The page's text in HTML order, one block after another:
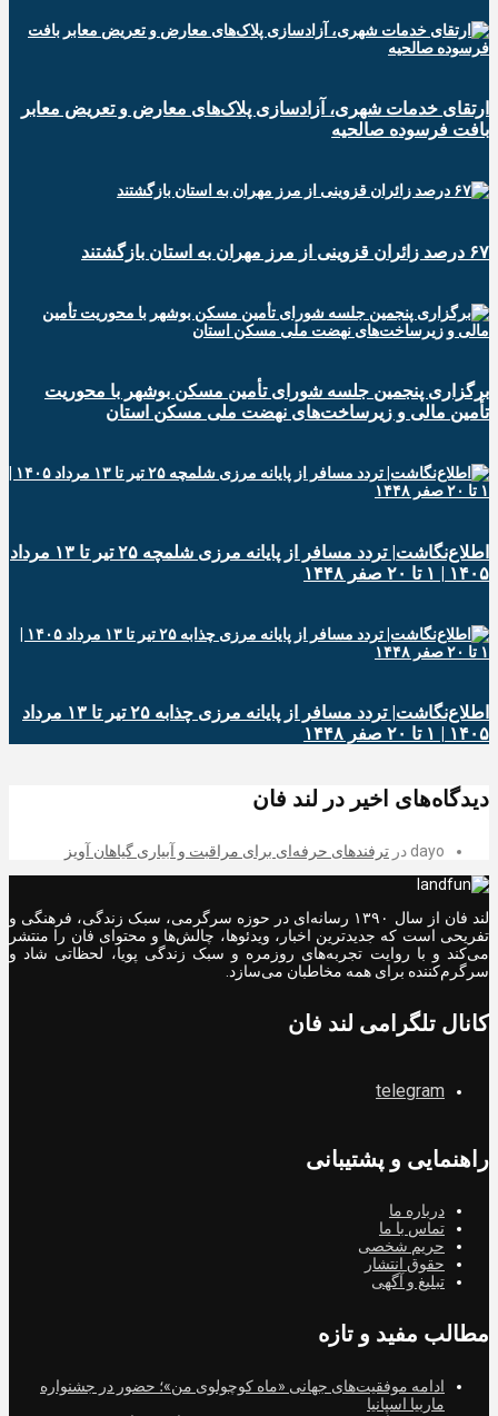
ارتقای خدمات شهری، آزادسازی پلاک‌های معارض و تعریض معابر
بافت فرسوده صالحیه
۶۷ درصد زائران قزوینی از مرز مهران به استان بازگشتند
برگزاری پنجمین جلسه شورای تأمین مسکن بوشهر با محوریت
تأمین مالی و زیرساخت‌های نهضت ملی مسکن استان
اطلاع‌نگاشت| تردد مسافر از پایانه‌ مرزی شلمچه ۲۵ تیر تا ۱۳ مرداد
۱۴۰۵ | ۱ تا ۲۰ صفر ۱۴۴۸
اطلاع‌نگاشت| تردد مسافر از پایانه‌ مرزی چذابه ۲۵ تیر تا ۱۳ مرداد
۱۴۰۵ | ۱ تا ۲۰ صفر ۱۴۴۸
دیدگاه‌های اخیر در لند فان
dayo در ترفندهای حرفه‌ای برای مراقبت و آبیاری گیاهان آویز
لند فان از سال ۱۳۹۰ رسانه‌ای در حوزه سرگرمی، سبک زندگی، فرهنگی و
تفریحی است که جدیدترین اخبار، ویدئوها، چالش‌ها و محتوای فان را منتشر
می‌کند و با روایت تجربه‌های روزمره و سبک زندگی پویا، لحظاتی شاد و
سرگرم‌کننده برای همه مخاطبان می‌سازد.
کانال تلگرامی لند فان
telegram
راهنمایی و پشتیبانی
درباره ما
تماس با ما
حریم شخصی
حقوق انتشار
تبلیغ و آگهی
مطالب مفید و تازه
ادامه موفقیت‌های جهانی «ماه کوچولوی من»؛ حضور در جشنواره
ماربیا اسپانیا